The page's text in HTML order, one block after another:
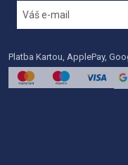
Platba Kartou, ApplePay,